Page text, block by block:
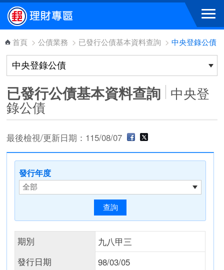
跳到主要內容區塊
首頁 > 公債業務 > 已發行公債基本資料查詢 > 中央登錄公債
已發行公債基本資料查詢 中央登
錄公債
最後檢視/更新日期：115/08/07
發行年度
期別
九八甲三
發行日期
98/03/05